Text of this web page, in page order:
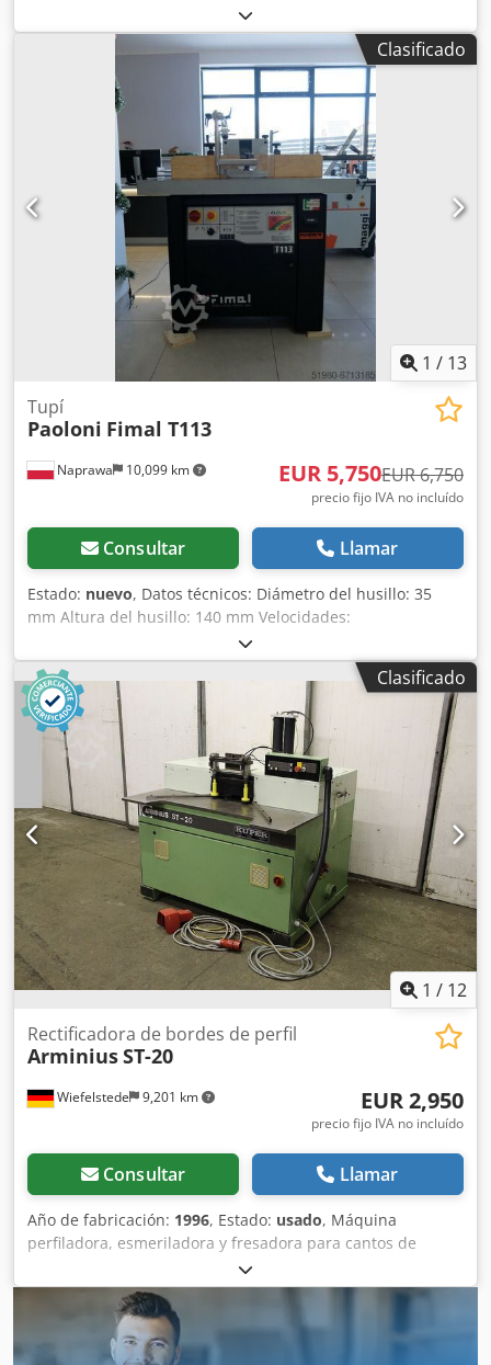
unidades. Pieza de sujeción del actuador de transmisión
que necesita reparación. Se vende en las condiciones en
que se encuentra. Dsdpezqg Rzjfx Afmekr
Clasificado
1 / 13
Naprawa 10,099 km
Tupí
Paoloni Fimal T113
EUR 5,750EUR 6,750
precio fijo IVA no incluído
Consultar Llamar
Estado: nuevo, Datos técnicos: Diámetro del husillo: 35
mm Altura del husillo: 140 mm Velocidades:
1300/2500/3500/5000/6000/8500 rpm Ajuste eléctrico de la
altura del husillo Bloqueo del husillo Dimensiones de la
mesa de trabajo: 700x1200 mm Brazos del soporte
ajustables Potencia del motor: 4 kW Alimentación: 380 V
Fabricante: Paoloni Dimensiones totales: Longitud: 1200
mm Anchura: 850 mm Dkedpfx Afjhp N Nbjmsr Altura:
1340 mm
Clasificado
1 / 12
Wiefelstede 9,201 km
Rectificadora de bordes de perfil
ArminiusST-20
EUR 2,950
precio fijo IVA no incluído
Consultar Llamar
Año de fabricación: 1996, Estado: usado, Máquina
perfiladora, esmeriladora y fresadora para cantos de
perfiles, máquina esmeriladora de cantos, esmeriladora de
cantos, máquina esmeriladora. -Con: dispositivo de copia -
Equipamiento: 1 cabezal de esmerilado -Potencia: 1,1 kW
Dkodpfx Asd Dzliofmor -Velocidad: 500-1500 rpm -
Dimensiones: 1200/1420/H1520 mm -Peso: 656 kg Máquina